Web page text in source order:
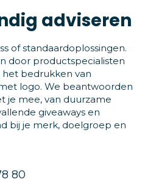
adviseren
of standaardoplossingen.
door productspecialisten
bedrukken van
logo. We beantwoorden
je mee, van duurzame
giveaways en
bij je merk, doelgroep en
80